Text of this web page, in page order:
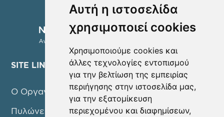
Αυτή η ιστοσελίδα
χρησιμοποιεί cookies
Χρησιμοποιούμε cookies και
άλλες τεχνολογίες εντοπισμού
για την βελτίωση της εμπειρίας
περιήγησης στην ιστοσελίδα μας,
για την εξατομίκευση
περιεχομένου και διαφημίσεων,
SITE LINKS
Ο Οργανισμός
Πυλώνες Δράσης